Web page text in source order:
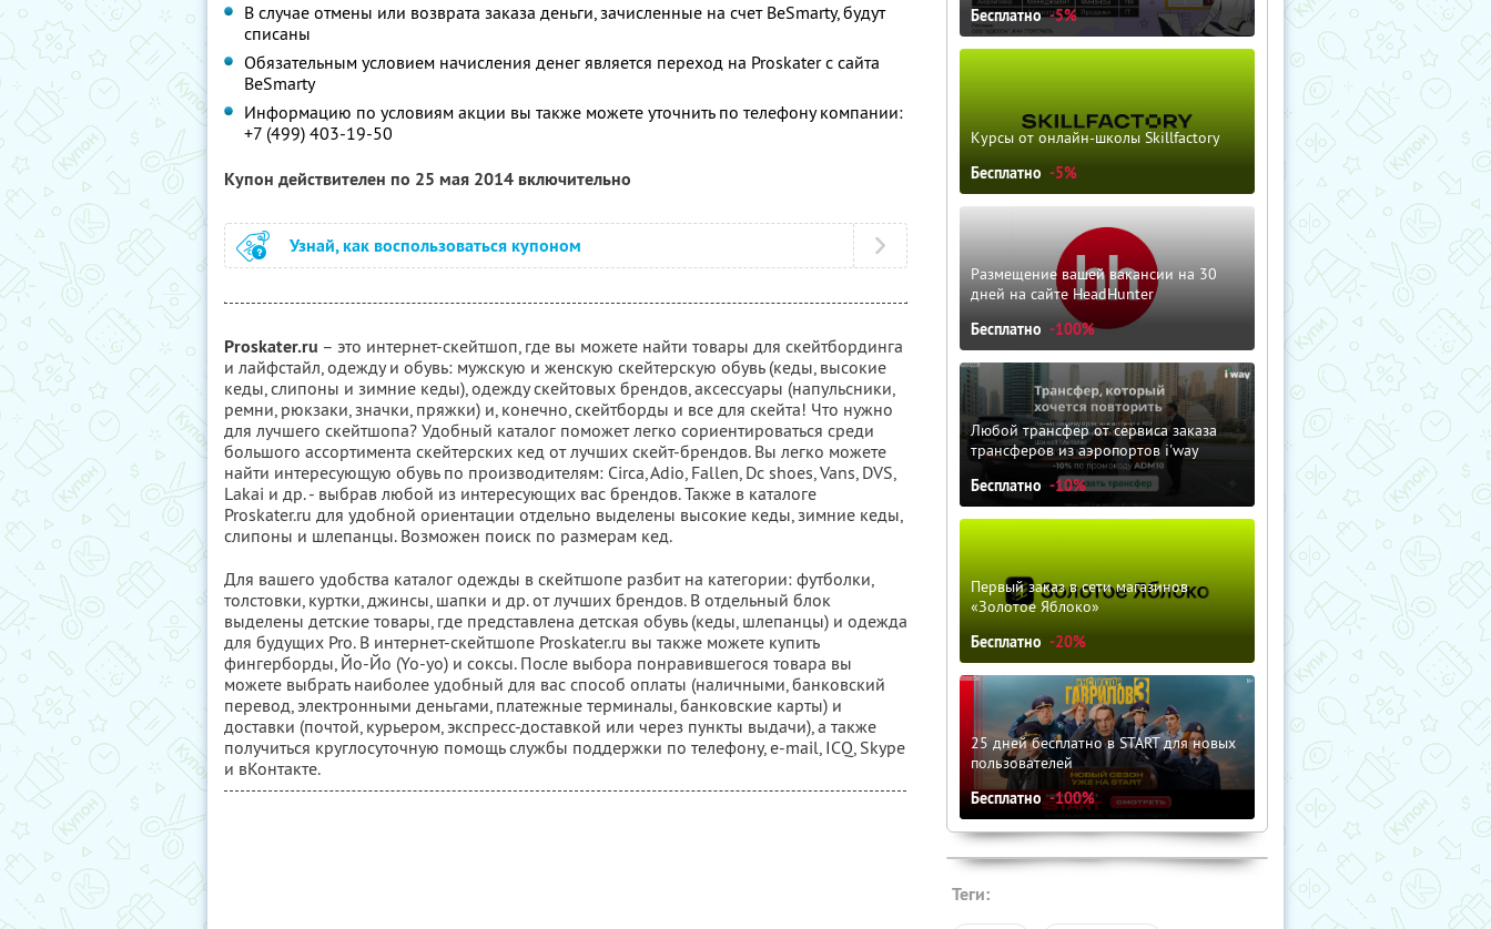
В случае отмены или возврата заказа деньги, зачисленные на счет BeSmarty, будут
списаны
Обязательным условием начисления денег является переход на Proskater с сайта
BeSmarty
Информацию по условиям акции вы также можете уточнить по телефону компании:
+7 (499) 403-19-50
Купон действителен по 25 мая 2014 включительно
Узнай, как воспользоваться купоном
Proskater.ru – это интернет-скейтшоп, где вы можете найти товары для скейтбординга
и лайфстайл, одежду и обувь: мужскую и женскую скейтерскую обувь (кеды, высокие
кеды, слипоны и зимние кеды), одежду скейтовых брендов, аксессуары (напульсники,
ремни, рюкзаки, значки, пряжки) и, конечно, скейтборды и все для скейта! Что нужно
для лучшего скейтшопа? Удобный каталог поможет легко сориентироваться среди
большого ассортимента скейтерских кед от лучших скейт-брендов. Вы легко можете
найти интересующую обувь по производителям: Circa, Adio, Fallen, Dc shoes, Vans, DVS,
Lakai и др. - выбрав любой из интересующих вас брендов. Также в каталоге
Proskater.ru для удобной ориентации отдельно выделены высокие кеды, зимние кеды,
слипоны и шлепанцы. Возможен поиск по размерам кед.
Для вашего удобства каталог одежды в скейтшопе разбит на категории: футболки,
толстовки, куртки, джинсы, шапки и др. от лучших брендов. В отдельный блок
выделены детские товары, где представлена детская обувь (кеды, шлепанцы) и одежда
для будущих Pro. В интернет-скейтшопе Proskater.ru вы также можете купить
фингерборды, Йо-Йо (Yo-yo) и соксы. После выбора понравившегося товара вы
можете выбрать наиболее удобный для вас способ оплаты (наличными, банковский
перевод, электронными деньгами, платежные терминалы, банковские карты) и
доставки (почтой, курьером, экспресс-доставкой или через пункты выдачи), а также
получиться круглосуточную помощь службы поддержки по телефону, e-mail, ICQ, Skype
и вКонтакте.
Бесплатно -5%
Курсы от онлайн-школы Skillfactory
Бесплатно -5%
Размещение вашей вакансии на 30
дней на сайте HeadHunter
Бесплатно -100%
Любой трансфер от сервиса заказа
трансферов из аэропортов i'way
Бесплатно -10%
Первый заказ в сети магазинов
«Золотое Яблоко»
Бесплатно -20%
25 дней бесплатно в START для новых
пользователей
Бесплатно -100%
Теги: